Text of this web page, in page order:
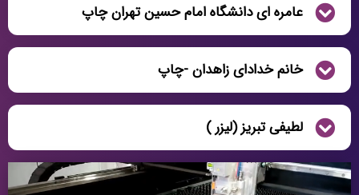
عامره ای دانشگاه امام حسین تهران چاپ
خانم خدادای زاهدان -چاپ
لطیفی تبریز (لیزر )